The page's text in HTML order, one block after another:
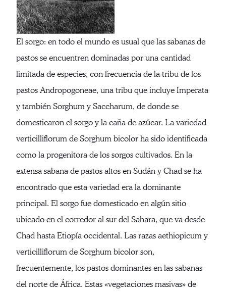
El sorgo: en todo el mundo es usual que las sabanas de
pastos se encuentren dominadas por una cantidad
limitada de especies, con frecuencia de la tribu de los
pastos Andropogoneae, una tribu que incluye Imperata
y también Sorghum y Saccharum, de donde se
domesticaron el sorgo y la caña de azúcar. La variedad
verticilliflorum de Sorghum bicolor ha sido identificada
como la progenitora de los sorgos cultivados. En la
extensa sabana de pastos altos en Sudán y Chad se ha
encontrado que esta variedad era la dominante
principal. El sorgo fue domesticado en algún sitio
ubicado en el corredor al sur del Sahara, que va desde
Chad hasta Etiopía occidental. Las razas aethiopicum y
verticilliflorum de Sorghum bicolor son,
frecuentemente, los pastos dominantes en las sabanas
del norte de África. Estas «vegetaciones masivas» de